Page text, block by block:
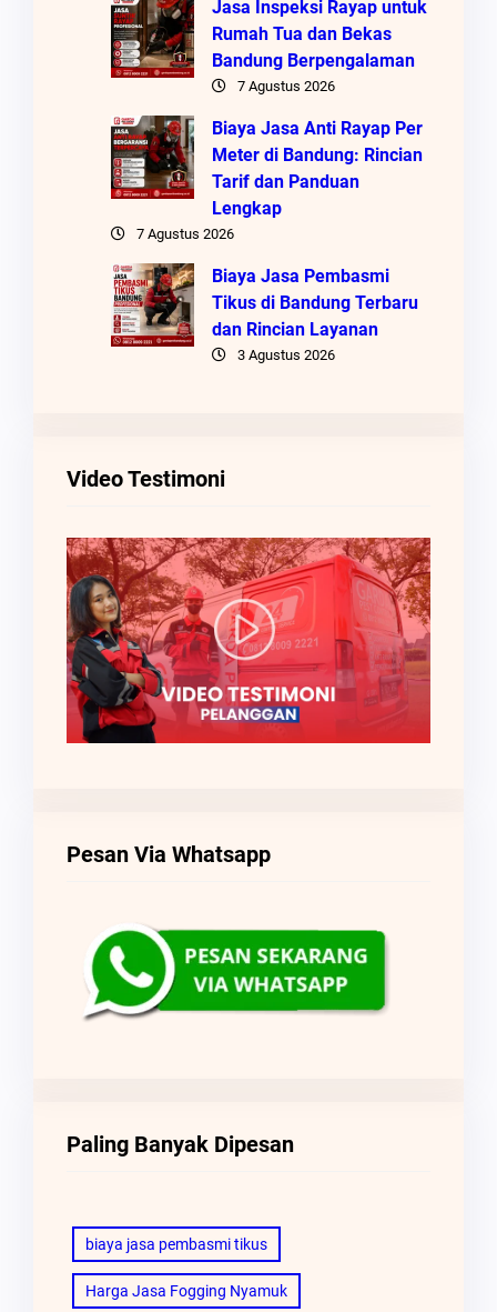
Jasa Inspeksi Rayap untuk
Rumah Tua dan Bekas
Bandung Berpengalaman
7 Agustus 2026
Biaya Jasa Anti Rayap Per
Meter di Bandung: Rincian
Tarif dan Panduan
Lengkap
7 Agustus 2026
Biaya Jasa Pembasmi
Tikus di Bandung Terbaru
dan Rincian Layanan
3 Agustus 2026
Video Testimoni
Pesan Via Whatsapp
Paling Banyak Dipesan
biaya jasa pembasmi tikus
Harga Jasa Fogging Nyamuk